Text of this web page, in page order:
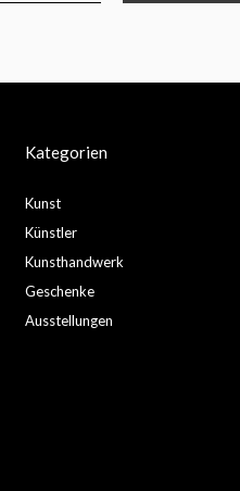
Kategorien
Kunst
Künstler
Kunsthandwerk
Geschenke
Ausstellungen